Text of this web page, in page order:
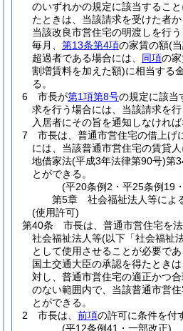
のいずれかの規定に該当すること
たときは、当該請求を受けた者
当該改良市営住宅の明渡しを行う
毎月、 第13条第4項の家賃の額(
超過者である場合には、 同項の
割増賃料を加えた額)に相当する
る。
6
市長が第1項第8号の規定に該当
求を行う場合には、当該請求を
入居者にその旨を通知しなければ
7
市長は、普通市営住宅の借上げ
には、当該普通市営住宅の賃貸
地借家法(平成3年法律第90号)第
とができる。
(平20条例2・平25条例19
第5章
社会福祉法人等によ
(使用許可)
第40条
市長は、普通市営住宅を
社会福祉法人等(以下「社会福祉
として使用させることが必要で
国土交通大臣の承認を得たとき
対し、普通市営住宅の適正かつ
のない範囲内で、当該普通市営
とができる。
2
市長は、 前項の許可に条件を付
(平12条例41・一部改正)